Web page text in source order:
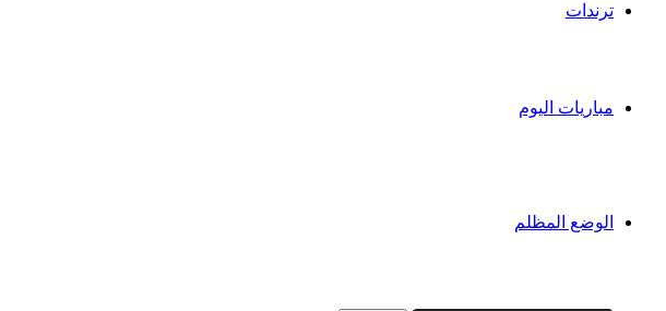
ترندات
مباريات اليوم
الوضع المظلم